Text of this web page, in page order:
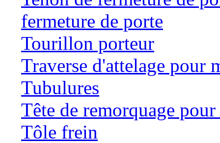
fermeture de porte
Tourillon porteur
Traverse d'attelage pour
Tubulures
Tête de remorquage
Tôle frein